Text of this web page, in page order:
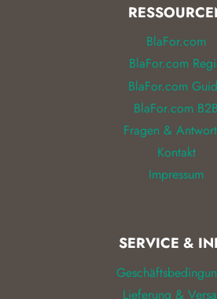
BlaFor.com
BlaFor.com
BlaFor.com
BlaFor.com B2B
Fragen &
Kontakt
Impressum
SERVICE &
Lieferung &